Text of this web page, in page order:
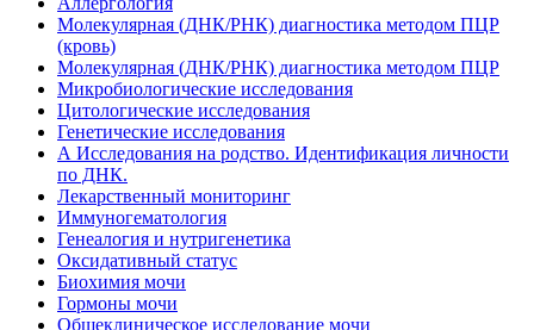
Молекулярная (ДНК/РНК) диагностика методом ПЦР
(кровь)
Молекулярная (ДНК/РНК) диагностика методом ПЦР
Микробиологические исследования
Цитологические исследования
Генетические исследования
А Исследования на родство. Идентификация личности
по ДНК.
Лекарственный мониторинг
Иммуногематология
Генеалогия и нутригенетика
Оксидативный статус
Биохимия мочи
Гормоны мочи
Общеклиническое исследование мочи